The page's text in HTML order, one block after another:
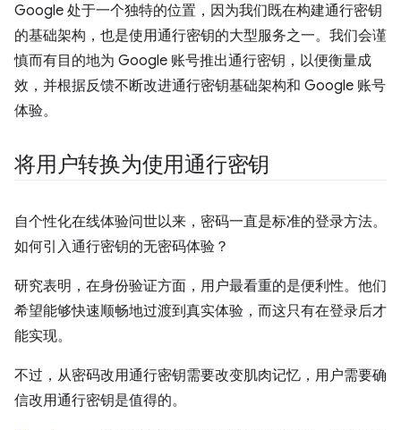
Google 处于一个独特的位置，因为我们既在构建通行密钥
的基础架构，也是使用通行密钥的大型服务之一。我们会谨
慎而有目的地为 Google 账号推出通行密钥，以便衡量成
效，并根据反馈不断改进通行密钥基础架构和 Google 账号
体验。
将用户转换为使用通行密钥
自个性化在线体验问世以来，密码一直是标准的登录方法。
如何引入通行密钥的无密码体验？
研究表明，在身份验证方面，用户最看重的是便利性。他们
希望能够快速顺畅地过渡到真实体验，而这只有在登录后才
能实现。
不过，从密码改用通行密钥需要改变肌肉记忆，用户需要确
信改用通行密钥是值得的。